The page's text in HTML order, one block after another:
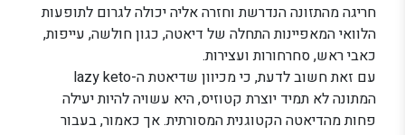
חריגה מהתזונה הנדרשת וחזרה אליה יכולה לגרום לתופעות
הלוואי המאפיינות התחלה של דיאטה, כגון חולשה, עייפות,
כאבי ראש, סחרחורות ועצירות.
עם זאת חשוב לדעת, כי מכיוון שדיאטת ה-lazy keto
המתונה לא תמיד יוצרת קטוזיס, היא עשויה להיות יעילה
פחות מהדיאטה הקטוגנית המסורתית. אך כאמור, בעבור